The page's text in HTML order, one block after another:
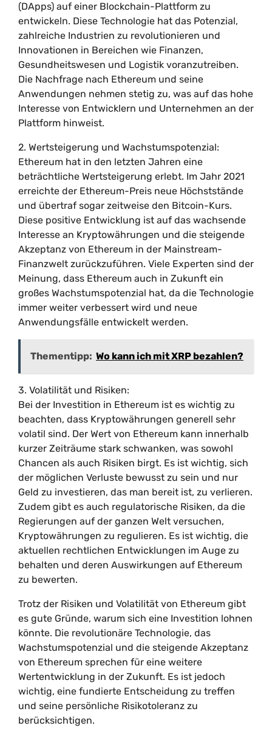
(DApps) auf einer Blockchain-Plattform zu
entwickeln. Diese Technologie hat das Potenzial,
zahlreiche Industrien zu revolutionieren und
Innovationen in Bereichen wie Finanzen,
Gesundheitswesen und Logistik voranzutreiben.
Die Nachfrage nach Ethereum und seine
Anwendungen nehmen stetig zu, was auf das hohe
Interesse von Entwicklern und Unternehmen an der
Plattform hinweist.
2. Wertsteigerung und Wachstumspotenzial:
Ethereum hat in den letzten Jahren eine
beträchtliche Wertsteigerung erlebt. Im Jahr 2021
erreichte der Ethereum-Preis neue Höchststände
und übertraf sogar zeitweise den Bitcoin-Kurs.
Diese positive Entwicklung ist auf das wachsende
Interesse an Kryptowährungen und die steigende
Akzeptanz von Ethereum in der Mainstream-
Finanzwelt zurückzuführen. Viele Experten sind der
Meinung, dass Ethereum auch in Zukunft ein
großes Wachstumspotenzial hat, da die Technologie
immer weiter verbessert wird und neue
Anwendungsfälle entwickelt werden.
Thementipp: Wo kann ich mit XRP bezahlen?
3. Volatilität und Risiken:
Bei der Investition in Ethereum ist es wichtig zu
beachten, dass Kryptowährungen generell sehr
volatil sind. Der Wert von Ethereum kann innerhalb
kurzer Zeiträume stark schwanken, was sowohl
Chancen als auch Risiken birgt. Es ist wichtig, sich
der möglichen Verluste bewusst zu sein und nur
Geld zu investieren, das man bereit ist, zu verlieren.
Zudem gibt es auch regulatorische Risiken, da die
Regierungen auf der ganzen Welt versuchen,
Kryptowährungen zu regulieren. Es ist wichtig, die
aktuellen rechtlichen Entwicklungen im Auge zu
behalten und deren Auswirkungen auf Ethereum
zu bewerten.
Trotz der Risiken und Volatilität von Ethereum gibt
es gute Gründe, warum sich eine Investition lohnen
könnte. Die revolutionäre Technologie, das
Wachstumspotenzial und die steigende Akzeptanz
von Ethereum sprechen für eine weitere
Wertentwicklung in der Zukunft. Es ist jedoch
wichtig, eine fundierte Entscheidung zu treffen
und seine persönliche Risikotoleranz zu
berücksichtigen.